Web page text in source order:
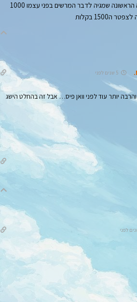
סוף סוף אני בטוח שזאת המנגה הראשונה שמגיה לדבר המרשים בפני עצמו 1000
בקלות
5 שנים לפני
מנגות שהגיעו ל- 1,000 והרבה יותר עוד לפני וואן פיס… אבל זה בהחלט הישג